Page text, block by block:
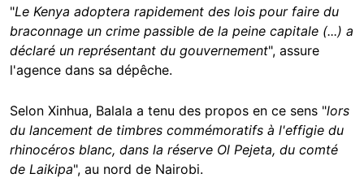
"Le Kenya adoptera rapidement des lois pour faire du
braconnage un crime passible de la peine capitale (...) a
déclaré un représentant du gouvernement", assure
l'agence dans sa dépêche.
Selon Xinhua, Balala a tenu des propos en ce sens "lors
du lancement de timbres commémoratifs à l'effigie du
rhinocéros blanc, dans la réserve Ol Pejeta, du comté
de Laikipa", au nord de Nairobi.